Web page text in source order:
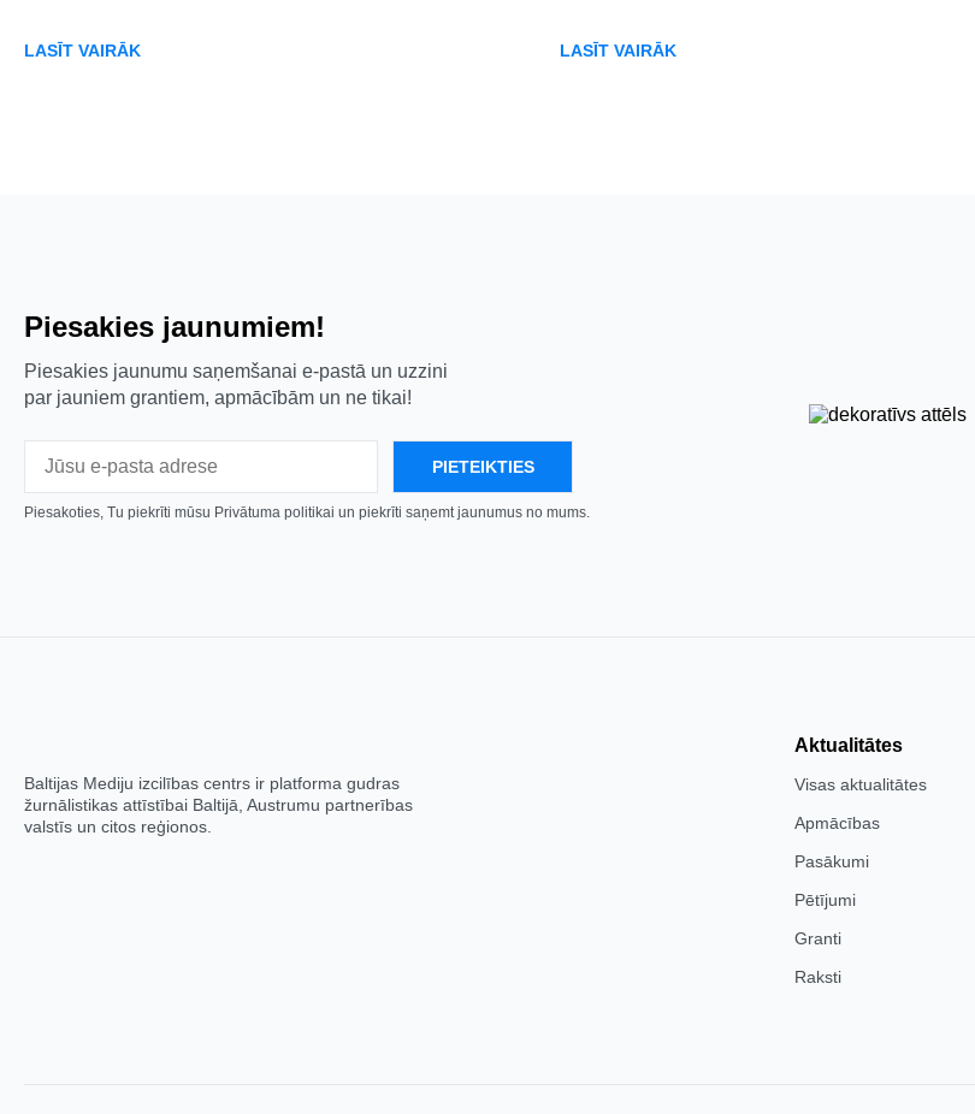
LASĪT VAIRĀK LASĪT VAIRĀK
Piesakies jaunumiem!
Piesakies jaunumu saņemšanai e-pastā un uzzini
par jauniem grantiem, apmācībām un ne tikai!
Piesakoties, Tu piekrīti mūsu Privātuma politikai un piekrīti saņemt jaunumus no mums.
Baltijas Mediju izcilības centrs ir platforma gudras
žurnālistikas attīstībai Baltijā, Austrumu partnerības
valstīs un citos reģionos.
Aktualitātes
Visas aktualitātes
Apmācības
Pasākumi
Pētījumi
Granti
Raksti